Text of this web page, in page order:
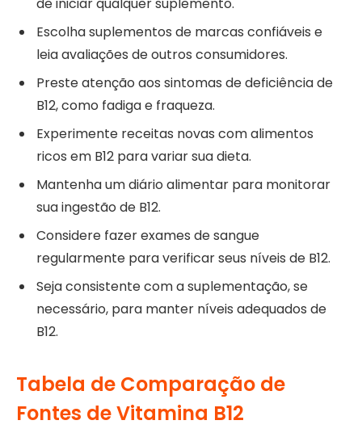
de iniciar qualquer suplemento.
Escolha suplementos de marcas confiáveis e
leia avaliações de outros consumidores.
Preste atenção aos sintomas de deficiência de
B12, como fadiga e fraqueza.
Experimente receitas novas com alimentos
ricos em B12 para variar sua dieta.
Mantenha um diário alimentar para monitorar
sua ingestão de B12.
Considere fazer exames de sangue
regularmente para verificar seus níveis de B12.
Seja consistente com a suplementação, se
necessário, para manter níveis adequados de
B12.
Tabela de Comparação de
Fontes de Vitamina B12